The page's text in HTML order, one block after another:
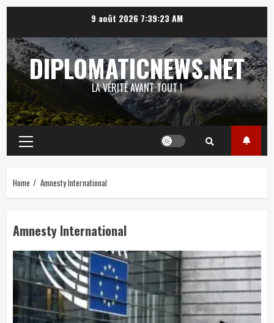
content
9 août 2026 7:39:24 AM
DIPLOMATICNEWS.NET
LA VÉRITÉ AVANT TOUT !
Primary
Menu
Home Amnesty International
Amnesty International